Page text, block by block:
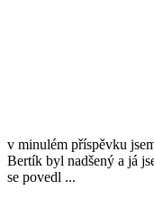
v minulém příspěvku
Bertík byl nadšený a já
se povedl ...